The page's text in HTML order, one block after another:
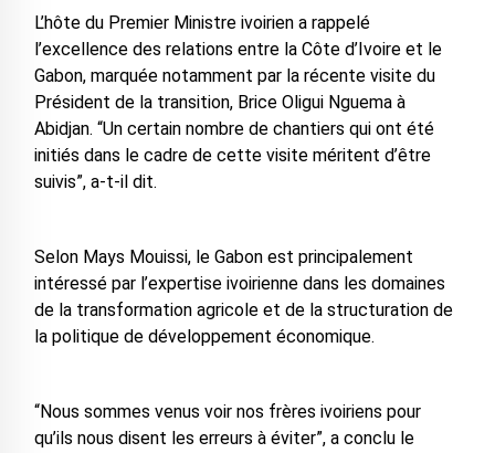
L’hôte du Premier Ministre ivoirien a rappelé
l’excellence des relations entre la Côte d’Ivoire et le
Gabon, marquée notamment par la récente visite du
Président de la transition, Brice Oligui Nguema à
Abidjan. “Un certain nombre de chantiers qui ont été
initiés dans le cadre de cette visite méritent d’être
suivis”, a-t-il dit.
Selon Mays Mouissi, le Gabon est principalement
intéressé par l’expertise ivoirienne dans les domaines
de la transformation agricole et de la structuration de
la politique de développement économique.
“Nous sommes venus voir nos frères ivoiriens pour
qu’ils nous disent les erreurs à éviter”, a conclu le